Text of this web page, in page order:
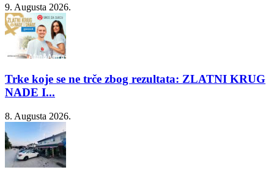
9. Augusta 2026.
Trke koje se ne trče zbog rezultata: ZLATNI KRUG
NADE I...
8. Augusta 2026.